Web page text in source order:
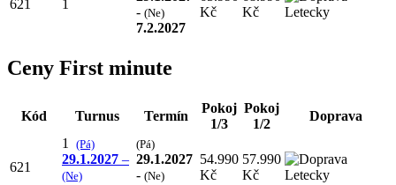
621 1
- (Ne)
7.2.2027
Kč
Kč
Ceny First minute
Kód Turnus Termín
Pokoj
1/3
Pokoj
1/2
Doprava
621
1 (Pá)
29.1.2027 –
(Ne)
(Pá)
29.1.2027
- (Ne)
54.990
Kč
57.990
Kč